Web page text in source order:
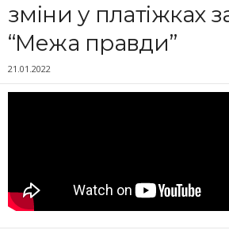
зміни у платіжках
“Межа правди”
21.01.2022